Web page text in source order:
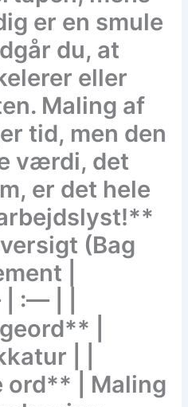
er en smule
du, at
eller
Maling af
tid, men den
værdi, det
er det hele
(Bag
|
:— | |
|
| |
| Maling